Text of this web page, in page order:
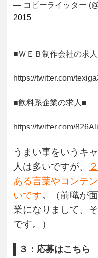
— コピーライッター
2015
■ＷＥＢ制作会社の求
https://twitter.com/
■飲料系企業の求人■
https://twitter.com/
うまい事をいうキ
人は多いですが、
ある言葉やコンテ
いです。（前職が
業になりまして、
です。）
３：応募はこちら